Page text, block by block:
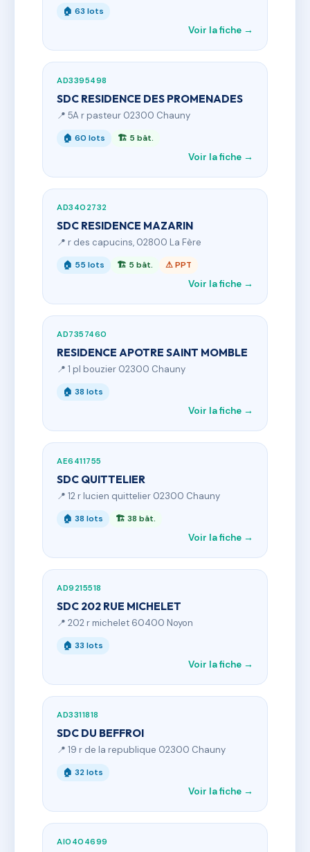
🏠 63 lots
Voir la fiche →
AD3395498
SDC RESIDENCE DES PROMENADES
📍 5A r pasteur 02300 Chauny
🏠 60 lots 🏗 5 bât.
Voir la fiche →
AD3402732
SDC RESIDENCE MAZARIN
📍 r des capucins, 02800 La Fère
🏠 55 lots 🏗 5 bât. ⚠ PPT
Voir la fiche →
AD7357460
RESIDENCE APOTRE SAINT MOMBLE
📍 1 pl bouzier 02300 Chauny
🏠 38 lots
Voir la fiche →
AE6411755
SDC QUITTELIER
📍 12 r lucien quittelier 02300 Chauny
🏠 38 lots 🏗 38 bât.
Voir la fiche →
AD9215518
SDC 202 RUE MICHELET
📍 202 r michelet 60400 Noyon
🏠 33 lots
Voir la fiche →
AD3311818
SDC DU BEFFROI
📍 19 r de la republique 02300 Chauny
🏠 32 lots
Voir la fiche →
AI0404699